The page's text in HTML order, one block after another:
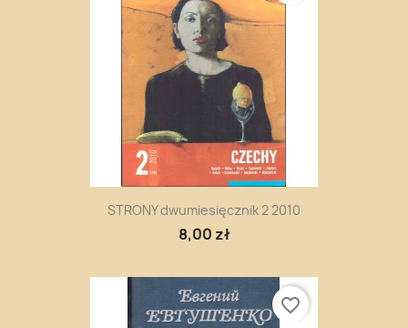
STRONY dwumiesięcznik 2 2010
8,00 zł
favorite_border